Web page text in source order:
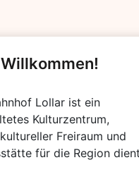
Lollar ist ein
Kulturzentrum,
Freiraum und
für die Region